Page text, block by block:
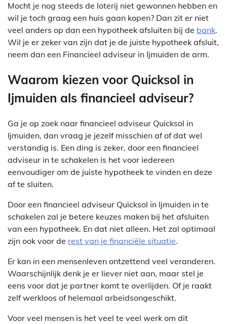
Mocht je nog steeds de loterij niet gewonnen hebben en
wil je toch graag een huis gaan kopen? Dan zit er niet
veel anders op dan een hypotheek afsluiten bij de bank.
Wil je er zeker van zijn dat je de juiste hypotheek afsluit,
neem dan een Financieel adviseur in Ijmuiden de arm.
Waarom kiezen voor Quicksol in
Ijmuiden als financieel adviseur?
Ga je op zoek naar financieel adviseur Quicksol in
Ijmuiden, dan vraag je jezelf misschien af of dat wel
verstandig is. Een ding is zeker, door een financieel
adviseur in te schakelen is het voor iedereen
eenvoudiger om de juiste hypotheek te vinden en deze
af te sluiten.
Door een financieel adviseur Quicksol in Ijmuiden in te
schakelen zal je betere keuzes maken bij het afsluiten
van een hypotheek. En dat niet alleen. Het zal optimaal
zijn ook voor de rest van je financiële situatie.
Er kan in een mensenleven ontzettend veel veranderen.
Waarschijnlijk denk je er liever niet aan, maar stel je
eens voor dat je partner komt te overlijden. Of je raakt
zelf werkloos of helemaal arbeidsongeschikt.
Voor veel mensen is het veel te veel werk om dit